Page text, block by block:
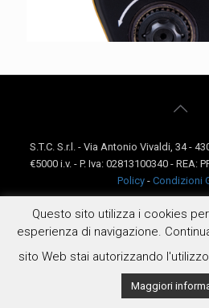
S.T.C. S.r.l. - Via Antonio Vivaldi, 34 -
€5000 i.v. - P. Iva: 02813100340 - REA:
Policy - Condizioni
Questo sito utilizza i cookies
esperienza di navigazione.
sito Web stai autorizzando
Maggiori